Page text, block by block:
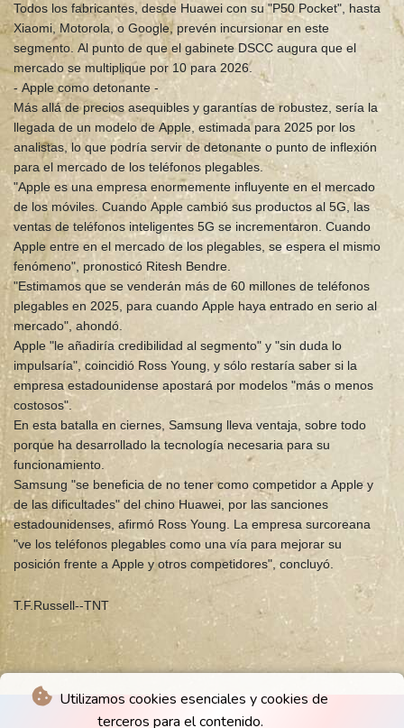
Utilizamos cookies esenciales y cookies de
terceros para el contenido.
Todos los fabricantes, desde Huawei con su "P50 Pocket", hasta
Xiaomi, Motorola, o Google, prevén incursionar en este
segmento. Al punto de que el gabinete DSCC augura que el
mercado se multiplique por 10 para 2026.
- Apple como detonante -
Más allá de precios asequibles y garantías de robustez, sería la
llegada de un modelo de Apple, estimada para 2025 por los
analistas, lo que podría servir de detonante o punto de inflexión
para el mercado de los teléfonos plegables.
"Apple es una empresa enormemente influyente en el mercado
de los móviles. Cuando Apple cambió sus productos al 5G, las
ventas de teléfonos inteligentes 5G se incrementaron. Cuando
Apple entre en el mercado de los plegables, se espera el mismo
fenómeno", pronosticó Ritesh Bendre.
"Estimamos que se venderán más de 60 millones de teléfonos
plegables en 2025, para cuando Apple haya entrado en serio al
mercado", ahondó.
Apple "le añadiría credibilidad al segmento" y "sin duda lo
impulsaría", coincidió Ross Young, y sólo restaría saber si la
empresa estadounidense apostará por modelos "más o menos
costosos".
En esta batalla en ciernes, Samsung lleva ventaja, sobre todo
porque ha desarrollado la tecnología necesaria para su
funcionamiento.
Samsung "se beneficia de no tener como competidor a Apple y
de las dificultades" del chino Huawei, por las sanciones
estadounidenses, afirmó Ross Young. La empresa surcoreana
"ve los teléfonos plegables como una vía para mejorar su
posición frente a Apple y otros competidores", concluyó.
T.F.Russell--TNT